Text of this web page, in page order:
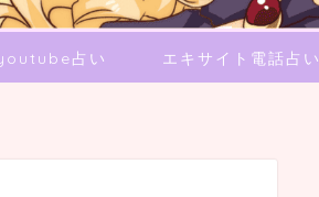
占い エキサイト電話占い